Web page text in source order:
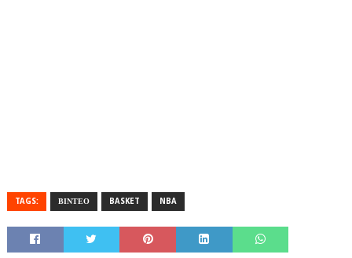
TAGS: ΒΙΝΤΕΟ BASKET NBA